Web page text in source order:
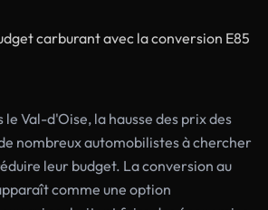
Val-d'Oise, la hausse des prix des
nombreux automobilistes à chercher
leur budget. La conversion au
comme une option